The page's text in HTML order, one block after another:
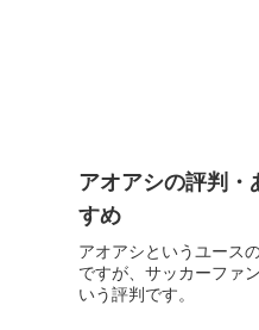
アオアシの評判・
すめ
アオアシというユース
ですが、サッカーファ
いう評判です。